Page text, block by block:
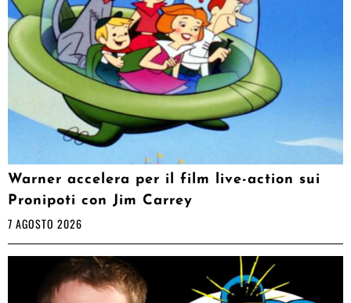
Warner accelera per il film live-action sui
Pronipoti con Jim Carrey
7 AGOSTO 2026